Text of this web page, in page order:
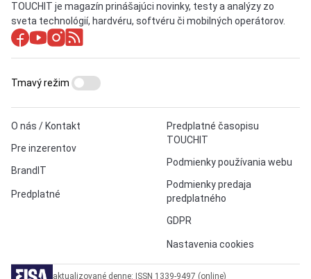
TOUCHIT je magazín prinášajúci novinky, testy a analýzy zo
sveta technológií, hardvéru, softvéru či mobilných operátorov.
O nás / Kontakt
Pre inzerentov
BrandIT
Predplatné
Predplatné časopisu
TOUCHIT
Podmienky používania webu
Podmienky predaja
predplatného
GDPR
Nastavenia cookies
Tmavý režim
aktualizované denne: ISSN 1339-9497 (online)